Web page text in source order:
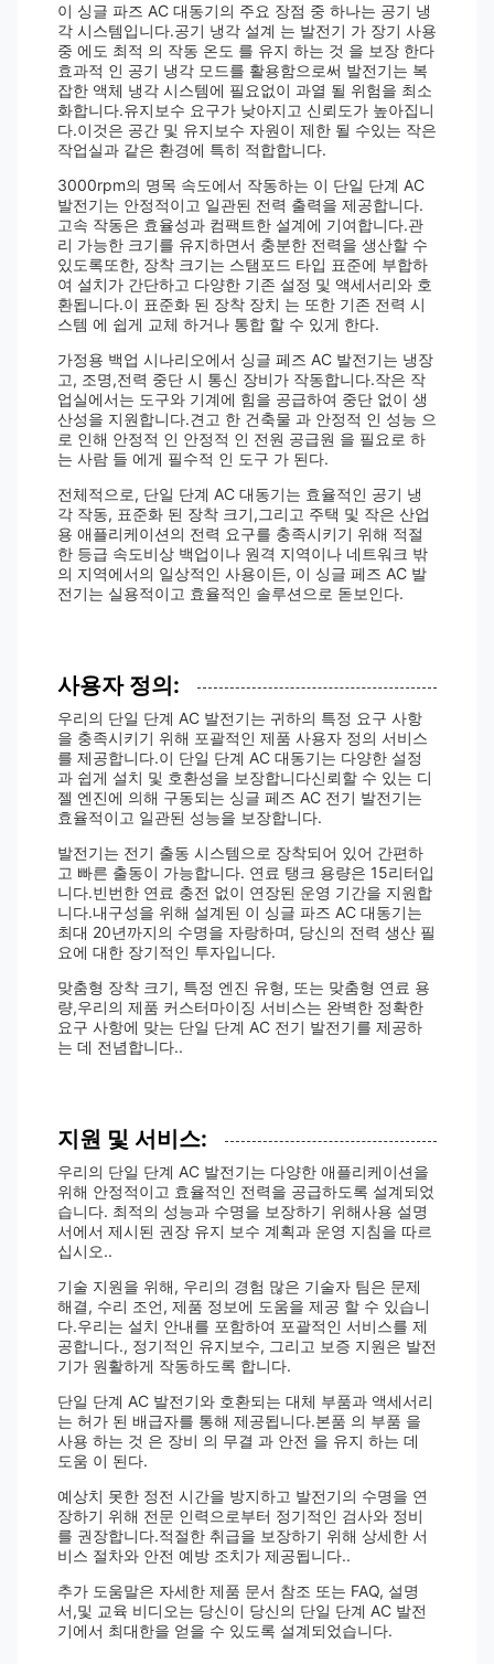
이 싱글 파즈 AC 대동기의 주요 장점 중 하나는 공기 냉
각 시스템입니다.공기 냉각 설계 는 발전기 가 장기 사용
중 에도 최적 의 작동 온도 를 유지 하는 것 을 보장 한다
효과적 인 공기 냉각 모드를 활용함으로써 발전기는 복
잡한 액체 냉각 시스템에 필요없이 과열 될 위험을 최소
화합니다.유지보수 요구가 낮아지고 신뢰도가 높아집니
다.이것은 공간 및 유지보수 자원이 제한 될 수있는 작은
작업실과 같은 환경에 특히 적합합니다.
3000rpm의 명목 속도에서 작동하는 이 단일 단계 AC
발전기는 안정적이고 일관된 전력 출력을 제공합니다.
고속 작동은 효율성과 컴팩트한 설계에 기여합니다.관
리 가능한 크기를 유지하면서 충분한 전력을 생산할 수
있도록또한, 장착 크기는 스탬포드 타입 표준에 부합하
여 설치가 간단하고 다양한 기존 설정 및 액세서리와 호
환됩니다.이 표준화 된 장착 장치 는 또한 기존 전력 시
스템 에 쉽게 교체 하거나 통합 할 수 있게 한다.
가정용 백업 시나리오에서 싱글 페즈 AC 발전기는 냉장
고, 조명,전력 중단 시 통신 장비가 작동합니다.작은 작
업실에서는 도구와 기계에 힘을 공급하여 중단 없이 생
산성을 지원합니다.견고 한 건축물 과 안정적 인 성능 으
로 인해 안정적 인 안정적 인 전원 공급원 을 필요로 하
는 사람 들 에게 필수적 인 도구 가 된다.
전체적으로, 단일 단계 AC 대동기는 효율적인 공기 냉
각 작동, 표준화 된 장착 크기,그리고 주택 및 작은 산업
용 애플리케이션의 전력 요구를 충족시키기 위해 적절
한 등급 속도비상 백업이나 원격 지역이나 네트워크 밖
의 지역에서의 일상적인 사용이든, 이 싱글 페즈 AC 발
전기는 실용적이고 효율적인 솔루션으로 돋보인다.
사용자 정의:
우리의 단일 단계 AC 발전기는 귀하의 특정 요구 사항
을 충족시키기 위해 포괄적인 제품 사용자 정의 서비스
를 제공합니다.이 단일 단계 AC 대동기는 다양한 설정
과 쉽게 설치 및 호환성을 보장합니다신뢰할 수 있는 디
젤 엔진에 의해 구동되는 싱글 페즈 AC 전기 발전기는
효율적이고 일관된 성능을 보장합니다.
발전기는 전기 출동 시스템으로 장착되어 있어 간편하
고 빠른 출동이 가능합니다. 연료 탱크 용량은 15리터입
니다.빈번한 연료 충전 없이 연장된 운영 기간을 지원합
니다.내구성을 위해 설계된 이 싱글 파즈 AC 대동기는
최대 20년까지의 수명을 자랑하며, 당신의 전력 생산 필
요에 대한 장기적인 투자입니다.
맞춤형 장착 크기, 특정 엔진 유형, 또는 맞춤형 연료 용
량,우리의 제품 커스터마이징 서비스는 완벽한 정확한
요구 사항에 맞는 단일 단계 AC 전기 발전기를 제공하
는 데 전념합니다..
지원 및 서비스:
우리의 단일 단계 AC 발전기는 다양한 애플리케이션을
위해 안정적이고 효율적인 전력을 공급하도록 설계되었
습니다. 최적의 성능과 수명을 보장하기 위해사용 설명
서에서 제시된 권장 유지 보수 계획과 운영 지침을 따르
십시오..
기술 지원을 위해, 우리의 경험 많은 기술자 팀은 문제
해결, 수리 조언, 제품 정보에 도움을 제공 할 수 있습니
다.우리는 설치 안내를 포함하여 포괄적인 서비스를 제
공합니다., 정기적인 유지보수, 그리고 보증 지원은 발전
기가 원활하게 작동하도록 합니다.
단일 단계 AC 발전기와 호환되는 대체 부품과 액세서리
는 허가 된 배급자를 통해 제공됩니다.본품 의 부품 을
사용 하는 것 은 장비 의 무결 과 안전 을 유지 하는 데
도움 이 된다.
예상치 못한 정전 시간을 방지하고 발전기의 수명을 연
장하기 위해 전문 인력으로부터 정기적인 검사와 정비
를 권장합니다.적절한 취급을 보장하기 위해 상세한 서
비스 절차와 안전 예방 조치가 제공됩니다..
추가 도움말은 자세한 제품 문서 참조 또는 FAQ, 설명
서,및 교육 비디오는 당신이 당신의 단일 단계 AC 발전
기에서 최대한을 얻을 수 있도록 설계되었습니다.